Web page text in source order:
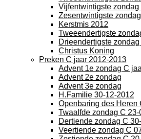
Vijfentwintigste zondag
Zesentwintigste
Kerstmis 2012
Tweeendertigste
Drieendertigste
Christus Koning
Preken C jaar 2012-2013
Advent 1e zondag C
Advent 2e zondag
Advent 3e zondag
H.Familie 30-12-2012
Openbaring des Heren
Twaalfde zondag C
Dertiende zondag C
Veertiende zondag C